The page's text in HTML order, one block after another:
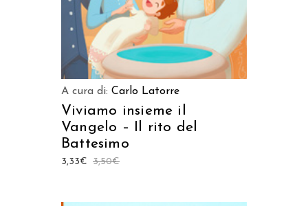
A cura di: Carlo Latorre
Viviamo insieme il
Vangelo – Il rito del
Battesimo
3,50€
3,33€